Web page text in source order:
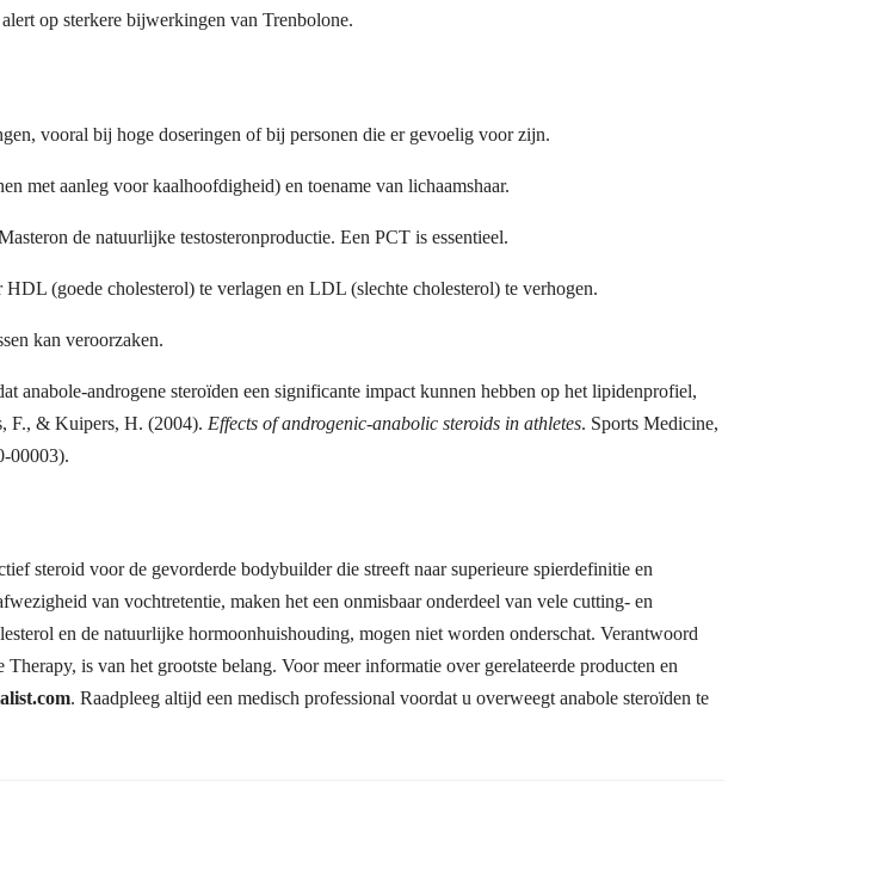
op sterkere bijwerkingen van Trenbolone.
vooral bij hoge doseringen of bij personen die er gevoelig voor zijn.
met aanleg voor kaalhoofdigheid) en toename van lichaamshaar.
de natuurlijke testosteronproductie. Een PCT is essentieel.
(goede cholesterol) te verlagen en LDL (slechte cholesterol) te verhogen.
kan veroorzaken.
anabole-androgene steroïden een significante impact kunnen hebben op het lipidenprofiel,
F., & Kuipers, H. (2004). Effects of androgenic-anabolic steroids in athletes. Sports Medicine,
00003).
steroid voor de gevorderde bodybuilder die streeft naar superieure spierdefinitie en
van vochtretentie, maken het een onmisbaar onderdeel van vele cutting- en
en de natuurlijke hormoonhuishouding, mogen niet worden onderschat. Verantwoord
is van het grootste belang. Voor meer informatie over gerelateerde producten en
. Raadpleeg altijd een medisch professional voordat u overweegt anabole steroïden te